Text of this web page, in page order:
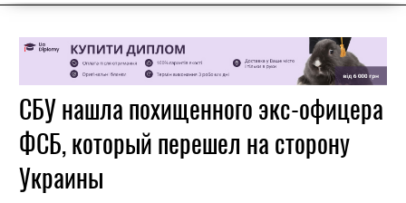
СБУ нашла похищенного экс-офицера
ФСБ, который перешел на сторону
Украины